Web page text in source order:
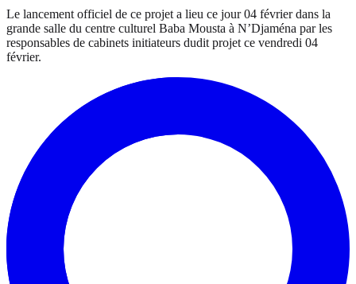
Le lancement officiel de ce projet a lieu ce jour 04 février dans la
grande salle du centre culturel Baba Mousta à N’Djaména par les
responsables de cabinets initiateurs dudit projet ce vendredi 04
février.